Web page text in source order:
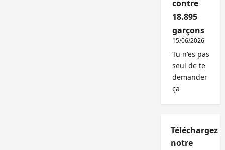
contre
18.895
garçons
15/06/2026
Tu n'es pas
seul de te
demander
ça
Téléchargez
notre